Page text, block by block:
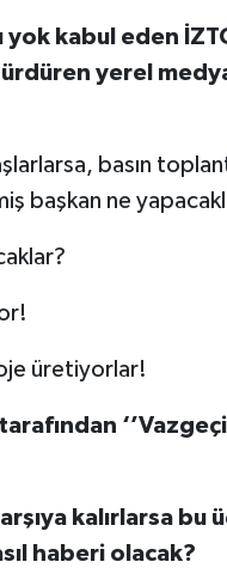
yok kabul eden
yerel
basın
başkan ne
üretiyorlar!
kalırlarsa bu
haberi olacak?